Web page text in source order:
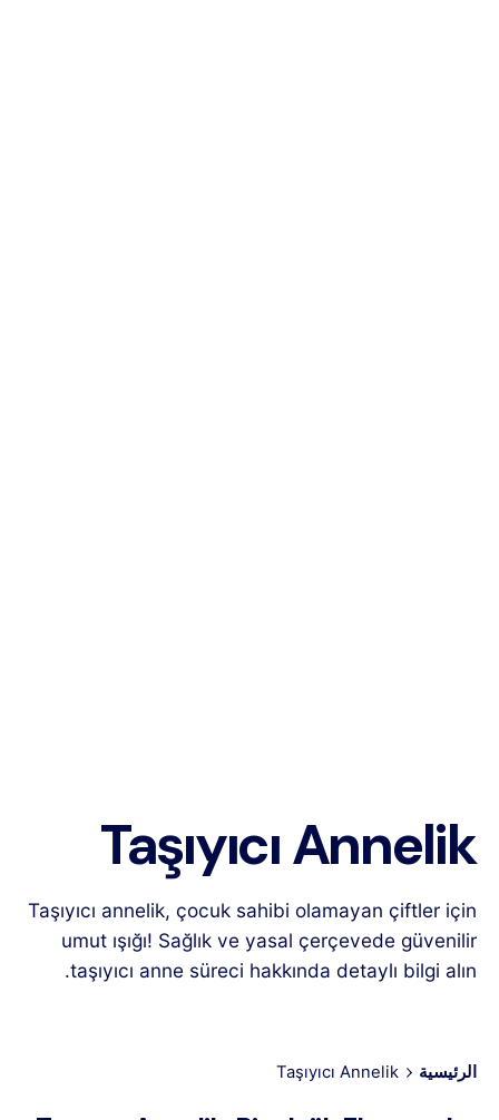
Taşıyıcı Annelik
Taşıyıcı annelik, çocuk sahibi olamayan çiftler için
umut ışığı! Sağlık ve yasal çerçevede güvenilir
taşıyıcı anne süreci hakkında detaylı bilgi alın.
الرئيسية Taşıyıcı Annelik